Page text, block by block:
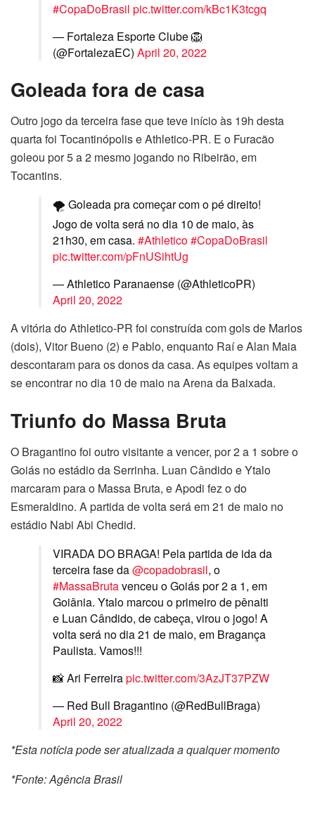
#CopaDoBrasil pic.twitter.com/kBc1K3tcgq
— Fortaleza Esporte Clube 🦁
(@FortalezaEC) April 20, 2022
Goleada fora de casa
Outro jogo da terceira fase que teve início às 19h desta
quarta foi Tocantinópolis e Athletico-PR. E o Furacão
goleou por 5 a 2 mesmo jogando no Ribeirão, em
Tocantins.
🌪️ Goleada pra começar com o pé direito!
Jogo de volta será no dia 10 de maio, às
21h30, em casa. #Athletico#CopaDoBrasil
pic.twitter.com/pFnUSihtUg
— Athletico Paranaense (@AthleticoPR)
April 20, 2022
A vitória do Athletico-PR foi construída com gols de Marlos
(dois), Vitor Bueno (2) e Pablo, enquanto Raí e Alan Maia
descontaram para os donos da casa. As equipes voltam a
se encontrar no dia 10 de maio na Arena da Baixada.
Triunfo do Massa Bruta
O Bragantino foi outro visitante a vencer, por 2 a 1 sobre o
Goiás no estádio da Serrinha. Luan Cândido e Ytalo
marcaram para o Massa Bruta, e Apodi fez o do
Esmeraldino. A partida de volta será em 21 de maio no
estádio Nabi Abi Chedid.
VIRADA DO BRAGA! Pela partida de ida da
terceira fase da@copadobrasil, o
#MassaBrutavenceu o Goiás por 2 a 1, em
Goiânia. Ytalo marcou o primeiro de pênalti
e Luan Cândido, de cabeça, virou o jogo! A
volta será no dia 21 de maio, em Bragança
Paulista. Vamos!!!
📸 Ari Ferreirapic.twitter.com/3AzJT37PZW
— Red Bull Bragantino (@RedBullBraga)
April 20, 2022
*Esta notícia pode ser atualizada a qualquer momento
*Fonte: Agência Brasil